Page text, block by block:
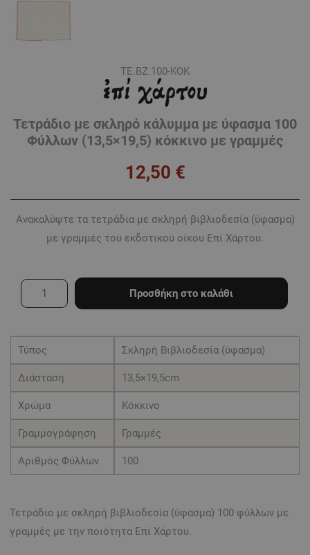
ΤΕ.ΒZ.100-ΚΟΚ
Τετράδιο με σκληρό κάλυμμα με ύφασμα 100
Φύλλων (13,5×19,5) κόκκινο με γραμμές
12,50 €
Ανακαλύψτε τα τετράδια με σκληρή βιβλιοδεσία (ύφασμα)
με γραμμές του εκδοτικού οίκου Επί Χάρτου.
σκληρό
με
ύφασμα
Φύλλων
(13,5x19,5)
κόκκινο
με
Προσθήκη στο καλάθι
Τύπος Σκληρή Βιβλιοδεσία (ύφασμα)
Διάσταση 13,5×19,5cm
Χρώμα Κόκκινο
Γραμμογράφηση Γραμμές
Αριθμός Φύλλων 100
Τετράδιο με σκληρή βιβλιοδεσία (ύφασμα) 100 φύλλων με
γραμμές με την ποιότητα Επί Χάρτου.